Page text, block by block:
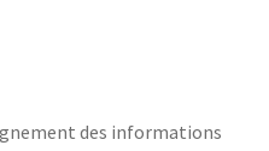
des informations